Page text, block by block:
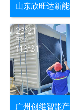
山东欣旺达新
广州创维智能